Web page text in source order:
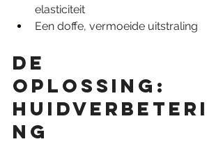
elasticiteit
Een doffe, vermoeide uitstraling
De
oplossing:
huidverbeteri
ng